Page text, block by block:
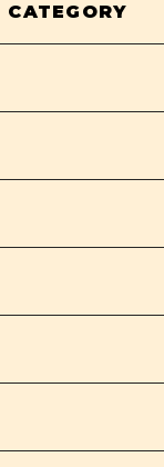
CATEGORY